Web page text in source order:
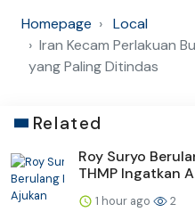
Homepage
Local
Iran Kecam Perlakuan
yang Paling Ditindas
Related
Roy Suryo
THMP Ingatkan
1 hour ago 2